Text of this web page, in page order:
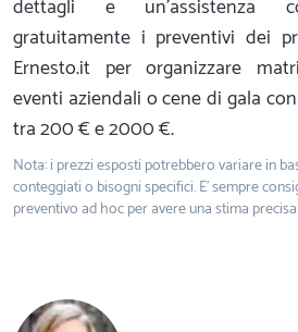
dettagli e un'assistenza
gratuitamente i preventivi dei
Ernesto.it per organizzare
eventi aziendali o cene di gala
tra 200 € e 2000 €.
Nota: i prezzi esposti potrebbero variare in
conteggiati o bisogni specifici. E' sempre
preventivo ad hoc per avere una stima